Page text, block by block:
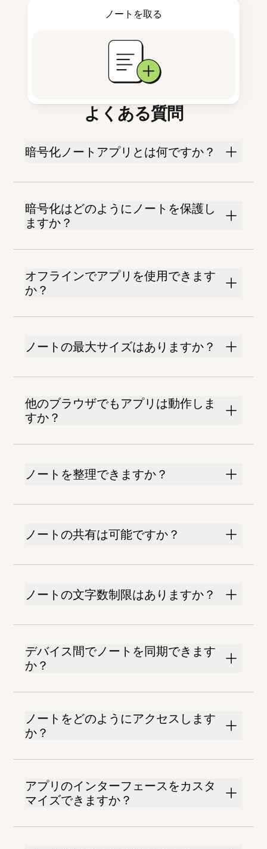
ノートを取る
よくある質問
暗号化ノートアプリとは何ですか？
暗号化はどのようにノートを保護し
ますか？
オフラインでアプリを使用できます
か？
ノートの最大サイズはありますか？
他のブラウザでもアプリは動作しま
すか？
ノートを整理できますか？
ノートの共有は可能ですか？
ノートの文字数制限はありますか？
デバイス間でノートを同期できます
か？
ノートをどのようにアクセスします
か？
アプリのインターフェースをカスタ
マイズできますか？